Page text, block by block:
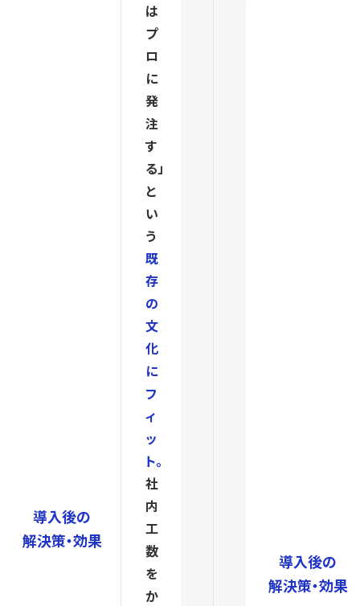
導入後の
解決策・効果
は
プ
ロ
に
発
注
す
る」
と
い
う
既
存
の
文
化
に
フ
ィ
ッ
ト。
社
内
工
数
を
か
導入後の
解決策・効果